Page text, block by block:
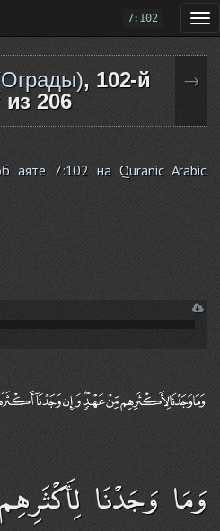
7:102
, 102-й
из 206
→
аяте 7:102 на Quranic Arabic
وَمَا وَجَدْنَا